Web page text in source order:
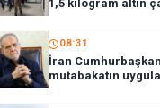
1,5 kilogram altın
tutuklandı
08:31
İran
mutabakatın
desteklediklerini